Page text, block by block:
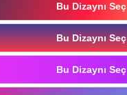
Bu Dizaynı Seç
Bu Dizaynı Seç
Bu Dizaynı Seç